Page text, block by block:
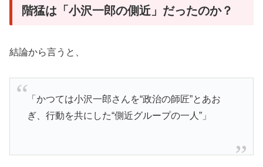
階猛は「小沢一郎の側近」だったのか？
結論から言うと、
「かつては小沢一郎さんを“政治の師匠”とあお
ぎ、行動を共にした“側近グループの一人”」